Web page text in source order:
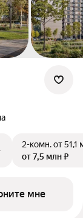
2-комн.от 51,1
от 7,5 млн ₽
мне